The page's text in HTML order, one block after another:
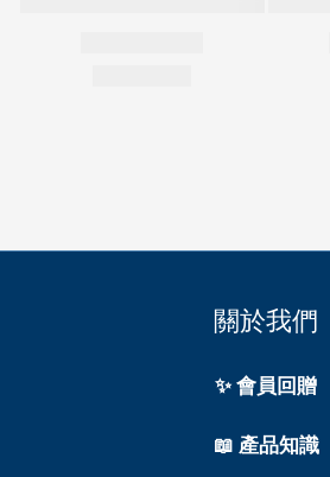
關於我們
✨ 會員回贈
📖 產品知識